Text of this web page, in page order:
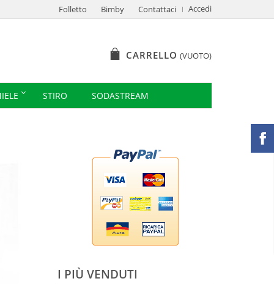
Accedi
Folletto Bimby Contattaci
CARRELLO (VUOTO)
STIRO SODASTREAM
I PIÙ VENDUTI